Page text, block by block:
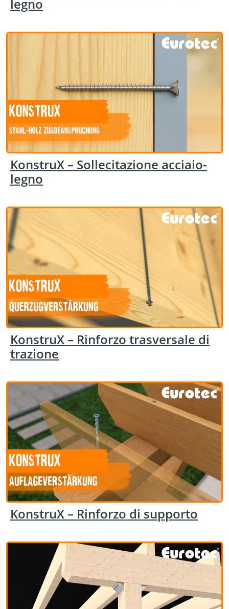
legno
KonstruX – Sollecitazione acciaio-
legno
KonstruX – Rinforzo trasversale di
trazione
KonstruX – Rinforzo di supporto